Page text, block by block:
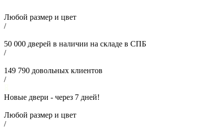
Любой размер и цвет
/
50 000 дверей в наличии на складе в СПБ
/
149 790 довольных клиентов
/
Новые двери - через 7 дней!
Любой размер и цвет
/